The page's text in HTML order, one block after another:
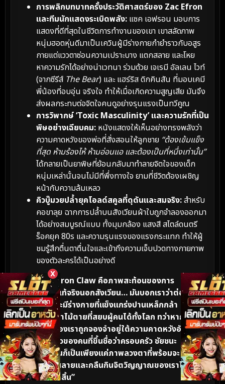
X
การพลิกบทบาทครั้งประวัติศาสตร์ของ Zac Efron
และทีมนักแสดงระเบิดพลัง: แซค เอฟรอน มอบการ
แสดงที่ดีที่สุดในชีวิตการทำงานของเขา เขาสลัดภาพ
หนุ่มฮอตหุ่นดีมาเป็นเควินผู้มีร่างกายกำยำราวกับอสูร
กายแต่แววตาซ่อนความเปราะบาง แตกสลาย และโหย
หาความรักได้อย่างน่าเวทนา ร่วมด้วย เจเรมี อัลเลน ไวท์
(จากซีรีส์ The Bear) และ แฮร์ริส ดิกคินสัน ที่มอบเคมี
พี่น้องที่อบอุ่น จริงใจ ทำให้เมื่อเกิดความสูญเสีย มันจึง
ส่งผลกระทบต่อจิตใจคนดูอย่างรุนแรงเป็นทวีคูณ
การวิพากษ์ ‘Toxic Masculinity’ และความรักที่เป็น
พิษอย่างเฉียบคม: หนังแสดงให้เห็นอย่างทรงพลังว่า
ความคาดหวังของพ่อที่สั่งสอนให้ลูกชาย “ต้องเข้มแข็ง
ที่สุด ห้ามร้องไห้ ห้ามอ่อนแอ และต้องเป็นที่หนึ่งเท่านั้น”
ได้กลายเป็นยาพิษที่ย้อนกลับมาทำลายจิตใจของเด็ก
หนุ่มเหล่านั้นจนไม่มีที่พึ่งทางใจ ยามที่ชีวิตต้องเผชิญ
หน้ากับความล้มเหลว
คิวบู๊มวยปล้ำยุคโอลด์สคูลที่ดุดันและสมจริง:สำหรับ
คอขาลุย ฉากการปล้ำบนสังเวียนผ้าใบถูกจำลองออกมา
ได้อย่างสมบูรณ์แบบ ทั้งมุมกล้อง แสงสี สไตล์ดนตรี
ร็อคยุค 80s และความรุนแรงของแรงกระแทก ทำให้ผู้
ชมรู้สึกตื่นตาตื่นใจและเข้าถึงความเจ็บปวดทางกายภาพ
ของตัวละครได้เป็นอย่างดี
“The Iron Claw คือภาพสะท้อนของการ
ต่อสู้ที่แท้จริงนอกสังเวียน… มันบอกเราว่าต่อ
ให้เราจะมีร่างกายที่แข็งแกร่งปานเหล็กกล้า
หรือมีท่าไม้ตายที่สยบผู้คนได้ทั้งโลก ทว่าหาก
หัวใจของเราถูกจองจำอยู่ใต้ความคาดหวังอัน
บิดเบี้ยวของคนที่ขึ้นชื่อว่าครอบครัว ชัยชนะ
เหล่านั้นก็เป็นเพียงแค่ภาพลวงตาที่พร้อมจะ
แหลกสลายและกลืนกินจิตวิญญาณของเราไป
จนหมดสิ้น”